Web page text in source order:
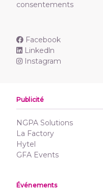
consentements
Facebook
Linkedln
Instagram
Publicité
NGPA Solutions
La Factory
Hytel
GFA Events
Événements